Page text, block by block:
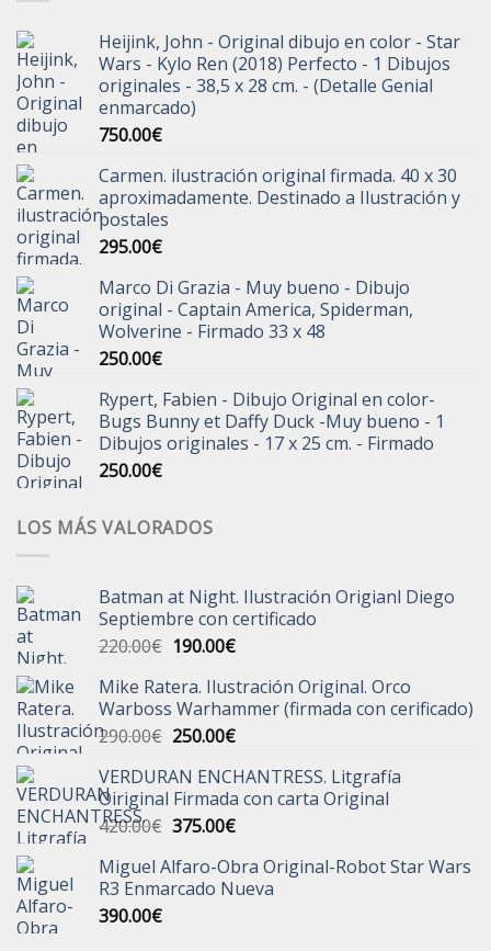
Heijink, John - Original dibujo en color - Star
Wars - Kylo Ren (2018) Perfecto - 1 Dibujos
originales - 38,5 x 28 cm. - (Detalle Genial
enmarcado)
750.00€
Carmen. ilustración original firmada. 40 x 30
aproximadamente. Destinado a Ilustración y
postales
295.00€
Marco Di Grazia - Muy bueno - Dibujo
original - Captain America, Spiderman,
Wolverine - Firmado 33 x 48
250.00€
Rypert, Fabien - Dibujo Original en color-
Bugs Bunny et Daffy Duck -Muy bueno - 1
Dibujos originales - 17 x 25 cm. - Firmado
250.00€
LOS MÁS VALORADOS
Batman at Night. Ilustración Origianl Diego
Septiembre con certificado
220.00€ El
original
era:
220.00€.
190.00€El
actual
es:
190.00€.
Mike Ratera. Ilustración Original. Orco
Warboss Warhammer (firmada con cerificado)
290.00€ El
original
era:
290.00€.
250.00€El
actual
es:
250.00€.
VERDURAN ENCHANTRESS. Litgrafía
Oiriginal Firmada con carta Original
420.00€ El
original
era:
375.00€El
actual
es:
Miguel Alfaro-Obra Original-Robot Star Wars
R3 Enmarcado Nueva
390.00€